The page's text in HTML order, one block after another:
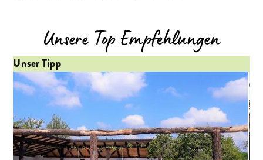
Unsere Top Empfehlungen
Unser Tipp